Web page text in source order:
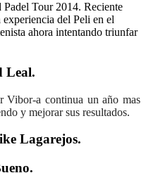
Tour 2014. Reciente
experiencia del Peli en el
ahora intentando triunfar
Leal.
Vibor-a continua un año mas
y mejorar sus resultados.
Lagarejos.